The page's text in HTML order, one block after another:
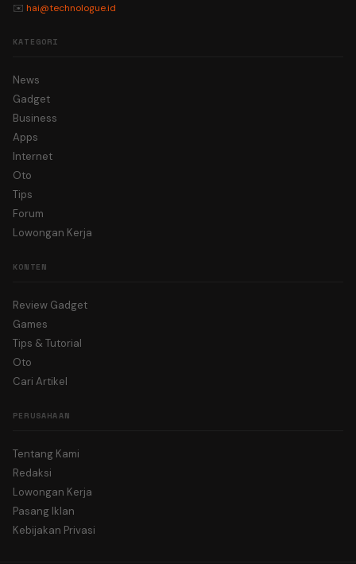
✉️ hai@technologue.id
KATEGORI
News
Gadget
Business
Apps
Internet
Oto
Tips
Forum
Lowongan Kerja
KONTEN
Review Gadget
Games
Tips & Tutorial
Oto
Cari Artikel
PERUSAHAAN
Tentang Kami
Redaksi
Lowongan Kerja
Pasang Iklan
Kebijakan Privasi